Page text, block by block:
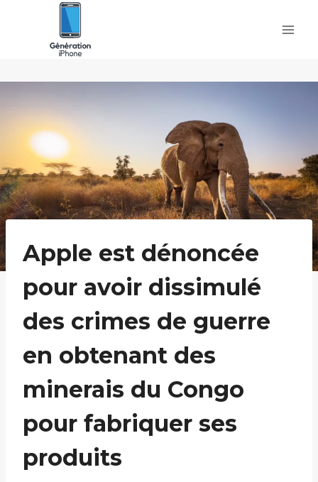
Apple est dénoncée
pour avoir dissimulé
des crimes de guerre
en obtenant des
minerais du Congo
pour fabriquer ses
produits